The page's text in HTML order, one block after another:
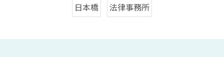
日本橋 法律事務所